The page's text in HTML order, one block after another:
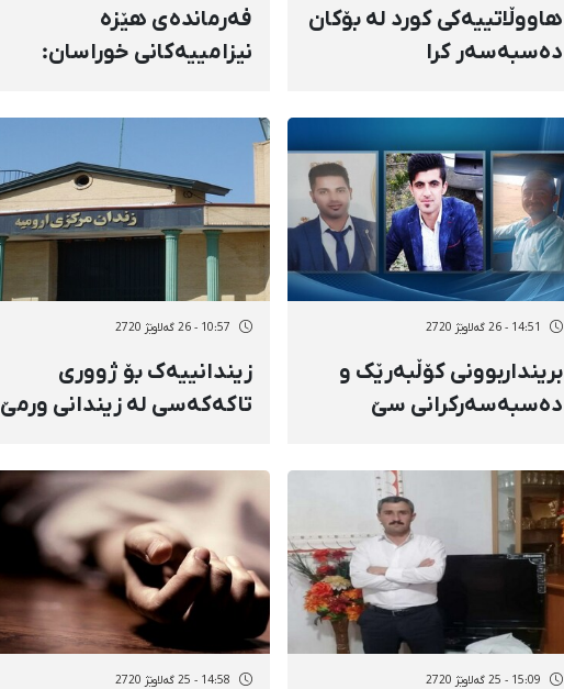
هاووڵاتییەکی کورد لە بۆکان
دەسبەسەر کرا
فەرماندەی هێزە
نیزامییەکانی خوراسان:
پارێزگایە سێ بەرابەر زیادی
14:51 - 26 گەلاوێژ 2720
برینداربوونی کۆڵبەرێک و
دەسبەسەرکرانی سێ
10:57 - 26 گەلاوێژ 2720
زیندانییەک بۆ ژووری
تاکەکەسی لە زیندانی ورمێ
15:09 - 25 گەلاوێژ 2720 14:58 - 25 گەلاوێژ 2720